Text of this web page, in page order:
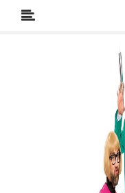
primario